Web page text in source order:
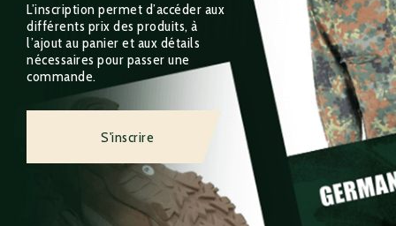
L’inscription permet d’accéder aux
différents prix des produits, à
l’ajout au panier et aux détails
nécessaires pour passer une
commande.
S'inscrire